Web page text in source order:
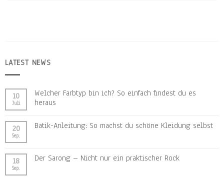
LATEST NEWS
10
Juli
Welcher Farbtyp bin ich? So einfach findest du es
heraus
20
Sep.
Batik-Anleitung: So machst du schöne Kleidung selbst
18
Sep.
Der Sarong – Nicht nur ein praktischer Rock